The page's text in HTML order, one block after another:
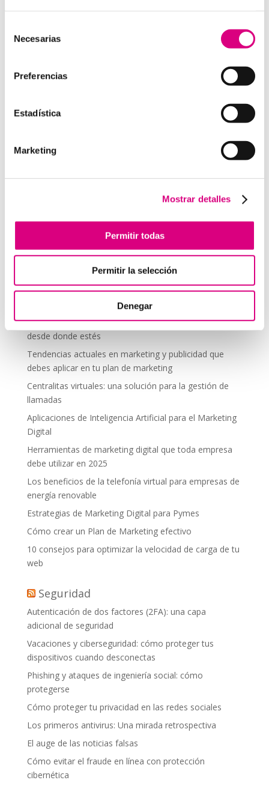
Necesarias
Preferencias
Estadística
Marketing
Mostrar detalles
Permitir todas
Permitir la selección
Denegar
15 años de experiencia, disponemos de un equipo de
negocio.
Telefonía Virtual, Antivirus y Seguridad,
; siempre con las garantías de un trabajo
excelente.
o a
través de nuestro email:
hola@grupo-system.com
para publicar un
comentario.
Telefonía Virtual
Interfonos IP para aerogeneradores: comunicación
Telefonía virtual para el trabajo remoto: comunícate
desde donde estés
Tendencias actuales en marketing y publicidad que
debes aplicar en tu plan de marketing
Centralitas virtuales: una solución para la gestión de
llamadas
Aplicaciones de Inteligencia Artificial para el Marketing
Digital
Herramientas de marketing digital que toda empresa
debe utilizar en 2025
Los beneficios de la telefonía virtual para empresas de
energía renovable
Estrategias de Marketing Digital para Pymes
Cómo crear un Plan de Marketing efectivo
10 consejos para optimizar la velocidad de carga de tu
web
Seguridad
Autenticación de dos factores (2FA): una capa
adicional de seguridad
Vacaciones y ciberseguridad: cómo proteger tus
dispositivos cuando desconectas
Phishing y ataques de ingeniería social: cómo
protegerse
Cómo proteger tu privacidad en las redes sociales
Los primeros antivirus: Una mirada retrospectiva
El auge de las noticias falsas
Cómo evitar el fraude en línea con protección
cibernética